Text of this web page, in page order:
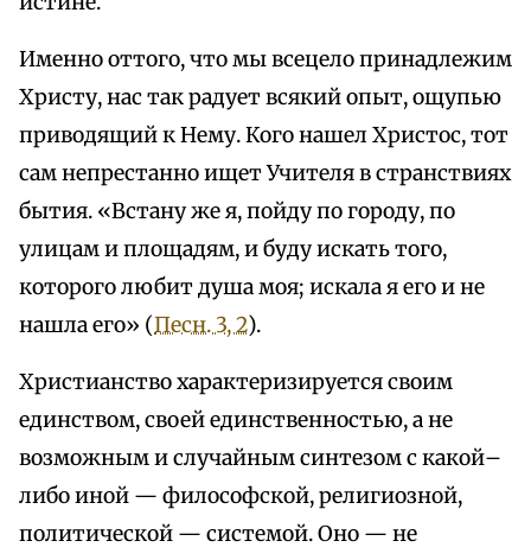
Именно оттого, что мы всецело принадлежим
Христу, нас так радует всякий опыт, ощупью
приводящий к Нему. Кого нашел Христос, тот
сам непрестанно ищет Учителя в странствиях
бытия. «Встану же я, пойду по городу, по
улицам и площадям, и буду искать того,
которого любит душа моя; искала я его и не
нашла его» (Песн. 3, 2).
Христианство характеризируется своим
единством, своей единственностью, а не
возможным и случайным синтезом с какой–
либо иной — философской, религиозной,
политической — системой. Оно — не